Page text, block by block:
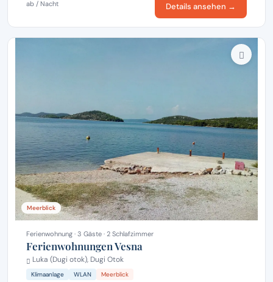
ab / Nacht Details ansehen →
Meerblick
Ferienwohnung · 3 Gäste · 2 Schlafzimmer
Ferienwohnungen Vesna
Luka (Dugi otok), Dugi Otok
Klimaanlage WLAN Meerblick